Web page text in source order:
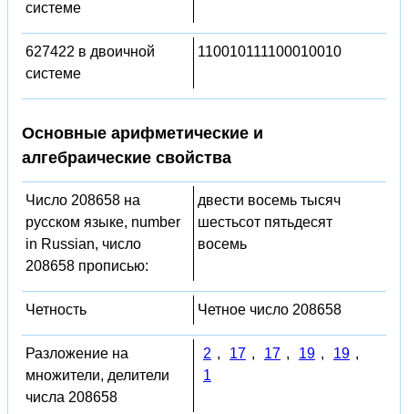
системе
627422 в двоичной
системе
110010111100010010
Основные арифметические и
алгебраические свойства
Число 208658 на
русском языке, number
in Russian, число
208658 прописью:
двести восемь тысяч
шестьсот пятьдесят
восемь
Четность Четное число 208658
Разложение на
множители, делители
числа 208658
2 , 17 , 17 , 19 , 19 ,
1